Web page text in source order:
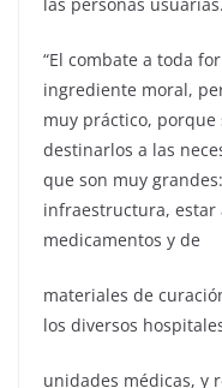
las personas usuarias.
“El combate a toda
ingrediente moral,
muy práctico,
destinarlos a las
que son muy
infraestructura, estar
medicamentos y de
materiales de
los diversos
unidades médicas, y